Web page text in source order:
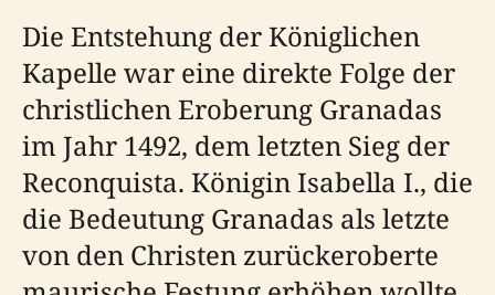
Die Entstehung der Königlichen
Kapelle war eine direkte Folge der
christlichen Eroberung Granadas
im Jahr 1492, dem letzten Sieg der
Reconquista. Königin Isabella I., die
die Bedeutung Granadas als letzte
von den Christen zurückeroberte